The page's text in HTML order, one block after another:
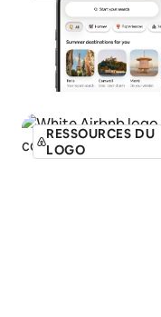
RESSOURCES DU
LOGO